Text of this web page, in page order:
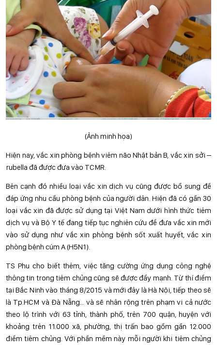
(Ảnh minh họa)
Hiện nay, vắc xin phòng bệnh viêm não Nhật bản B, vắc xin sởi –
rubella đã được đưa vào TCMR.
Bên cạnh đó nhiều loại vắc xin dịch vụ cũng được bổ sung để
đáp ứng nhu cầu phòng bệnh của người dân. Hiện đã có gần 30
loại vắc xin đã được sử dụng tại Việt Nam dưới hình thức tiêm
dịch vụ và Bộ Y tế đang tiếp tục nghiên cứu để đưa vắc xin mới
vào sử dụng như vắc xin phòng bệnh sốt xuất huyết, vắc xin
phòng bệnh cúm A (H5N1).
TS Phu cho biết thêm, việc tăng cường ứng dụng công nghệ
thông tin trong tiêm chủng cũng sẽ được đẩy mạnh. Từ thí điểm
tại Bắc Ninh vào tháng 8/2015 và mới đây là Hà Nội, tiếp theo sẽ
là Tp.HCM và Đà Nẵng... và sẽ nhân rộng trên phạm vi cả nước
theo lộ trình với 63 tỉnh, thành phố, trên 700 quận, huyện với
khoảng trên 11.000 xã, phường, thị trấn bao gồm gần 12.000
điểm tiêm chủng. Với phần mềm này mỗi người khi tiêm chủng